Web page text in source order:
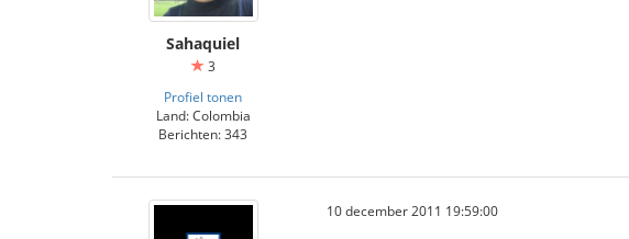
Sahaquiel
3
Profiel tonen
Land: Colombia
Berichten: 343
10 december 2011 19:59:00